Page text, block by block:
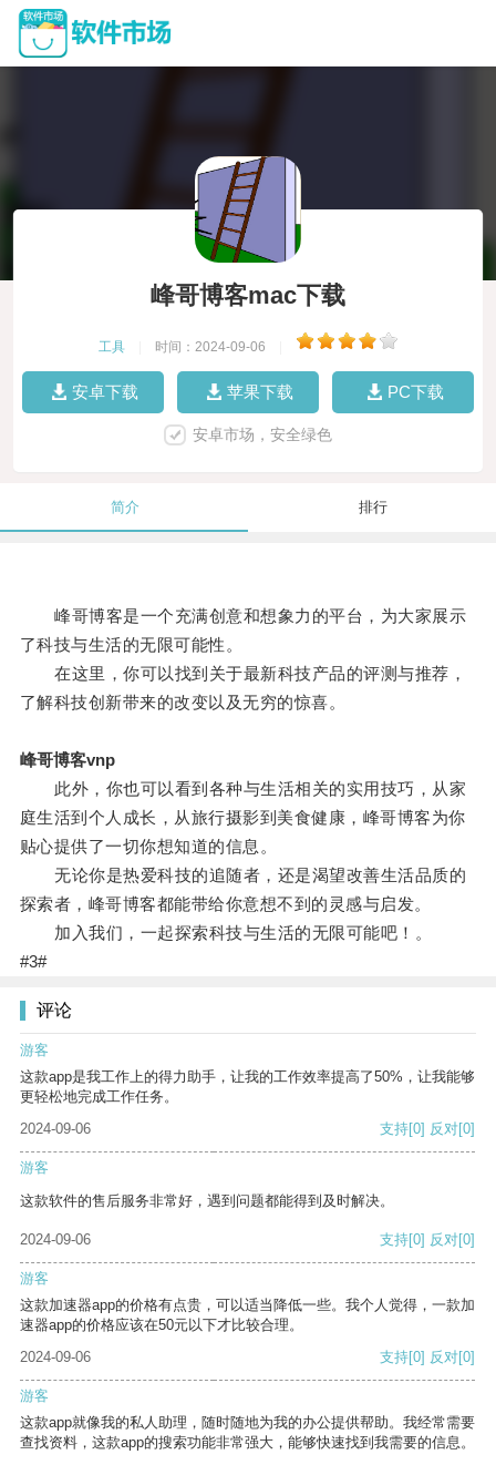
峰哥博客mac下载
工具 时间：2024-09-06
安卓下载 苹果下载 PC下载
安卓市场，安全绿色
简介 排行
峰哥博客是一个充满创意和想象力的平台，为大家展示
了科技与生活的无限可能性。
在这里，你可以找到关于最新科技产品的评测与推荐，
了解科技创新带来的改变以及无穷的惊喜。
峰哥博客vnp
此外，你也可以看到各种与生活相关的实用技巧，从家
庭生活到个人成长，从旅行摄影到美食健康，峰哥博客为你
贴心提供了一切你想知道的信息。
无论你是热爱科技的追随者，还是渴望改善生活品质的
探索者，峰哥博客都能带给你意想不到的灵感与启发。
加入我们，一起探索科技与生活的无限可能吧！。
#3#
评论
游客
这款app是我工作上的得力助手，让我的工作效率提高了50%，让我能够
更轻松地完成工作任务。
2024-09-06
支持[0] 反对[0]
游客
这款软件的售后服务非常好，遇到问题都能得到及时解决。
2024-09-06 支持[0] 反对[0]
游客
这款加速器app的价格有点贵，可以适当降低一些。我个人觉得，一款加
速器app的价格应该在50元以下才比较合理。
2024-09-06
支持[0] 反对[0]
游客
这款app就像我的私人助理，随时随地为我的办公提供帮助。我经常需要
查找资料，这款app的搜索功能非常强大，能够快速找到我需要的信息。